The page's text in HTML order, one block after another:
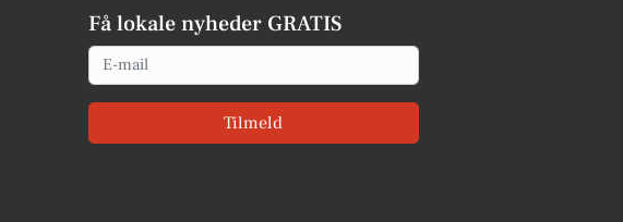
Få lokale nyheder GRATIS
Email
Tilmeld